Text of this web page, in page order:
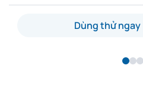
Dùng thử ngay